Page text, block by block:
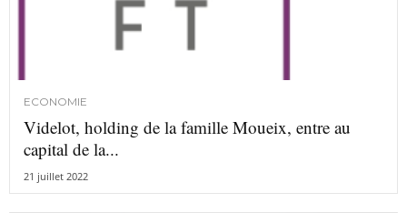
ECONOMIE
Videlot, holding de la famille Moueix, entre au
capital de la...
21 juillet 2022